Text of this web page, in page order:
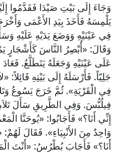
وَجَاءَ إِلَى بَيْتِ صَيْدَا فَقَدَّمُوا
يَلْمِسَهُ فَأَخَذَ بِيَدِ الأَعْمَى
فِي عَيْنَيْهِ وَوَضَعَ يَدَيْهِ عَلَيْهِ
وَقَالَ: «أُبْصِرُ النَّاسَ كَأَشْجَارٍ
عَلَى عَيْنَيْهِ وَجَعَلَهُ يَتَطَلَّعُ.
جَلِيّاً. فَأَرْسَلَهُ إِلَى بَيْتِهِ قَائِلاً:
فِي الْقَرْيَةِ». ثُمَّ خَرَجَ يَسُوعُ
فِيلُبُّسَ. وَفِي الطَّرِيقِ سَأَلَ
إِنِّي أَنَا؟» فَأَجَابُوا: «يُوحَنَّا
وَاحِدٌ مِنَ الأَنْبِيَاءِ». فَقَالَ
أَنَا؟» فَأَجَابَ بُطْرُسُ: «أَنْتَ